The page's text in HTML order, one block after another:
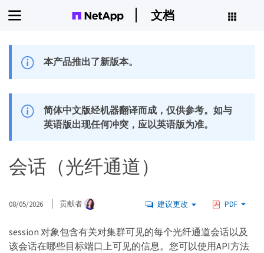
文档
本产品推出了新版本。
简体中文版经机器翻译而成，仅供参考。如与
英语版出现任何冲突，应以英语版为准。
会话（光纤通道）
08/05/2026 贡献者 建议更改 PDF
session 对象包含有关对集群可见的每个光纤通道会话以及
该会话在哪些目标端口上可见的信息。您可以使用API方法